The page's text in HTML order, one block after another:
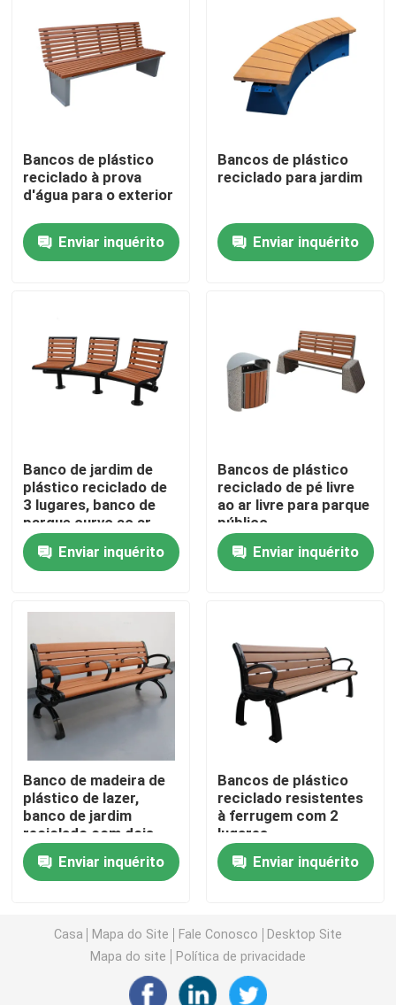
Para casa
Produtos
Sobre nós
Visita à fábrica
Contacte-nos
Solicite um orçamento
Bancos de metal para exteriores
Bancos de plástico reciclado ao ar livre
Tabelas de piquenique exteriores
Bancos redondos de árvores
Laminhas de lixo ao ar livre
escaninhos de reciclagem exteriores
Cinzeiro de cigarros ao ar livre
Bancos de plástico
reciclado à prova
d'água para o exterior
Enviar inquérito
Bancos de plástico
reciclado para jardim
Enviar inquérito
Banco de jardim de
plástico reciclado de
3 lugares, banco de
parque curvo ao ar
livre
Enviar inquérito
Bancos de plástico
reciclado de pé livre
ao ar livre para parque
público
Enviar inquérito
Banco de madeira de
plástico de lazer,
banco de jardim
reciclado com dois
divisores
Enviar inquérito
Bancos de plástico
reciclado resistentes
à ferrugem com 2
lugares
Enviar inquérito
Casa Mapa do Site Fale Conosco
Desktop Site
Mapa do site
Política de privacidade